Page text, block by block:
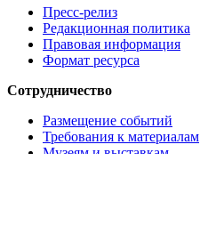
Пресс-релиз
Редакционная политика
Правовая информация
Формат ресурса
Сотрудничество
Размещение событий
Требования к материалам
Музеям и выставкам